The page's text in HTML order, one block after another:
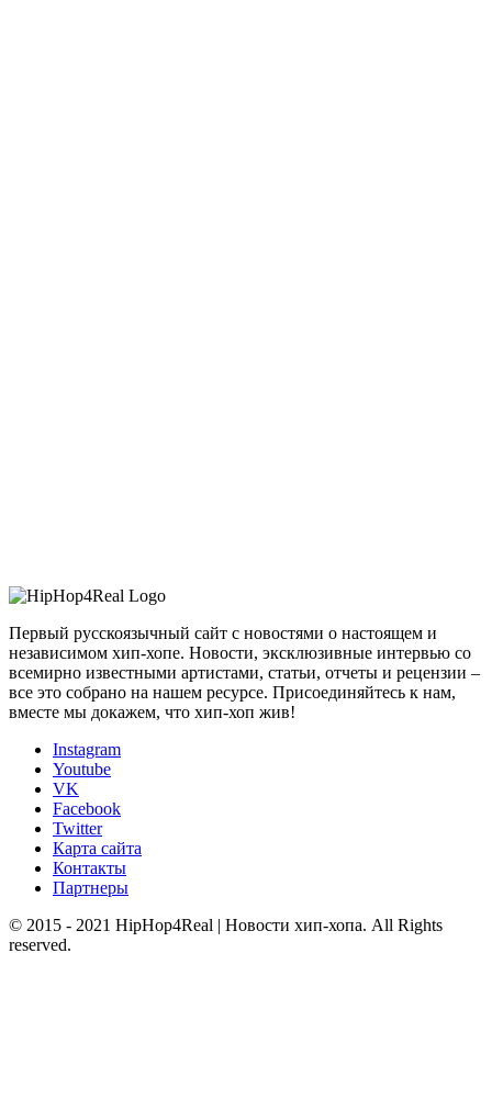
Первый русскоязычный сайт с новостями о настоящем и
независимом хип-хопе. Новости, эксклюзивные интервью со
всемирно известными артистами, статьи, отчеты и рецензии –
все это собрано на нашем ресурсе. Присоединяйтесь к нам,
вместе мы докажем, что хип-хоп жив!
Instagram
Youtube
VK
Facebook
Twitter
Карта сайта
Контакты
Партнеры
© 2015 - 2021 HipHop4Real | Новости хип-хопа. All Rights
reserved.